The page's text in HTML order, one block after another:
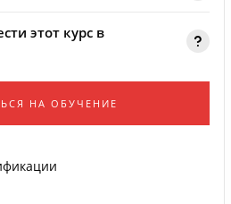
этот курс в
НА ОБУЧЕНИЕ